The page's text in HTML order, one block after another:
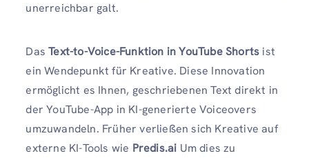
unerreichbar galt.
DasText-to-Voice-Funktion in YouTube Shorts ist
ein Wendepunkt für Kreative. Diese Innovation
ermöglicht es Ihnen, geschriebenen Text direkt in
der YouTube-App in KI-generierte Voiceovers
umzuwandeln. Früher verließen sich Kreative auf
externe KI-Tools wie Predis.ai Um dies zu